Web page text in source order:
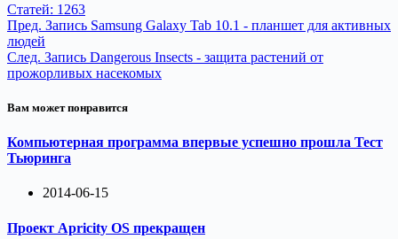
Статей: 1263
Пред. Запись Samsung Galaxy Tab 10.1 - планшет для активных
людей
След. Запись Dangerous Insects - защита растений от
прожорливых насекомых
Вам может понравится
Компьютерная программа впервые успешно прошла Тест
Тьюринга
2014-06-15
Проект Apricity OS прекращен